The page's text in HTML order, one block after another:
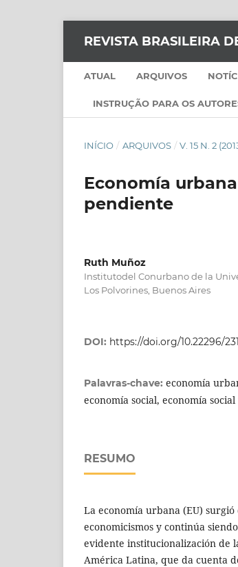
REVISTA BRASILEIRA
ATUAL ARQUIVOS
INSTRUÇÃO PARA OS
INÍCIO / ARQUIVOS / V. 15 N. 2
Economía
pendiente
Ruth Muñoz
Institutodel Conurbano de la
Los Polvorines, Buenos Aires
DOI: https://doi.org/10.22296/
Palavras-chave: economía
economía social, economía
RESUMO
La economía urbana (EU)
economicismos y continúa
evidente institucionalización de
América Latina, que da cuenta